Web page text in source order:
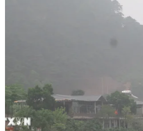
08/08/2026 06:00
Dắt chó đi dạo không đúng quy